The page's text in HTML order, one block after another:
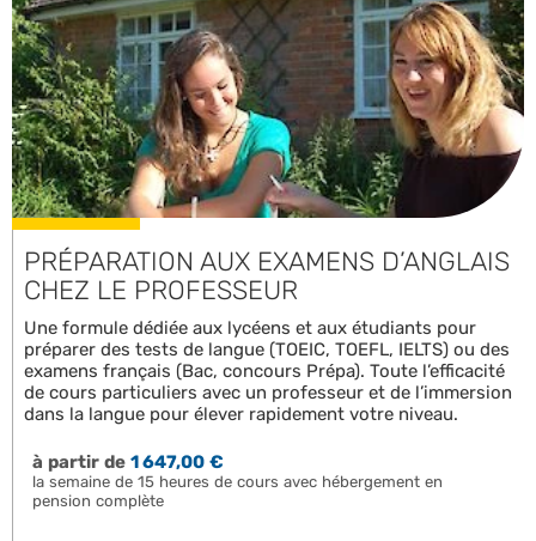
PRÉPARATION AUX EXAMENS D’ANGLAIS
CHEZ LE PROFESSEUR
Une formule dédiée aux lycéens et aux étudiants pour
préparer des tests de langue (TOEIC, TOEFL, IELTS) ou des
examens français (Bac, concours Prépa). Toute l’efficacité
de cours particuliers avec un professeur et de l’immersion
dans la langue pour élever rapidement votre niveau.
à partir de1 647,00 €
la semaine de 15 heures de cours avec hébergement en
pension complète